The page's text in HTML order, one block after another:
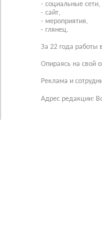
- социальные сети,
- сайт,
- мероприятия,
- глянец.
За 22 года работы
Опираясь на свой
Реклама и
Адрес редакции: